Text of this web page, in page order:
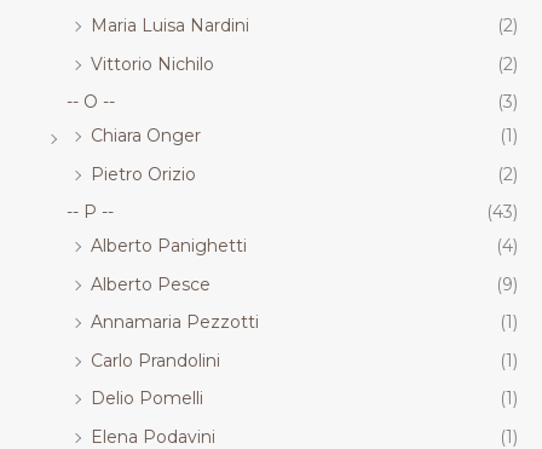
Maria Luisa Nardini
(2)
Vittorio Nichilo
(2)
-- O --
(3)
Chiara Onger
(1)
Pietro Orizio
(2)
-- P --
(43)
Alberto Panighetti
(4)
Alberto Pesce
(9)
Annamaria Pezzotti
(1)
Carlo Prandolini
(1)
Delio Pomelli
(1)
Elena Podavini
(1)